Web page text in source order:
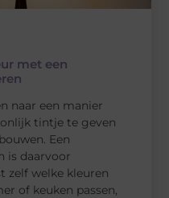
met een
naar een manier
tintje te geven
Een
is daarvoor
zelf welke kleuren
of keuken passen,